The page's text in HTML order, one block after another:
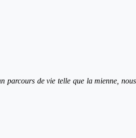
parcours de vie telle que la mienne, nous